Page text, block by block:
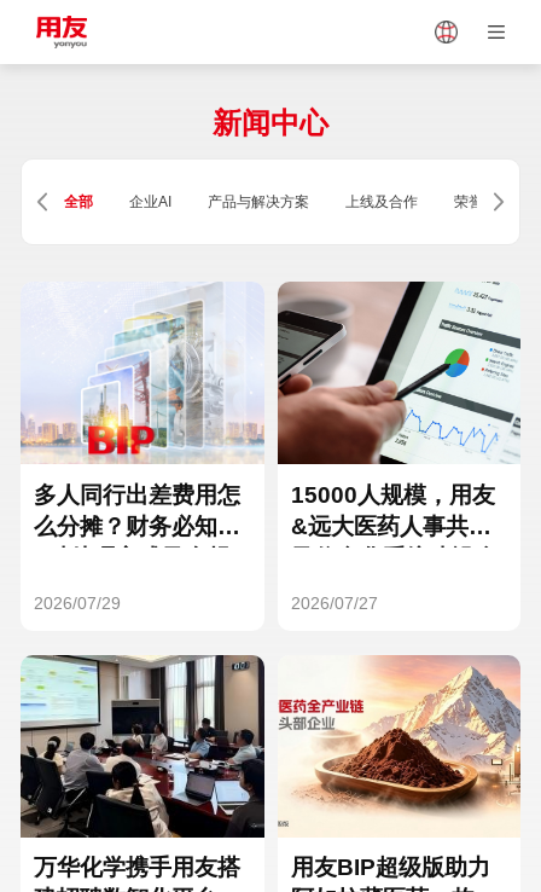
Vietnam
Singapore Malaysia
Thailand
Turkey
Hungary Mexico
Hong Kong Macau
新闻中心
全部 企业AI 产品与解决方案 上线及合作 荣誉及资质
多人同行出差费用怎
么分摊？财务必知的
2026/07/29
15000人规模，用友
&远大医药人事共享
2026/07/27
万华化学携手用友搭
用友BIP超级版助力